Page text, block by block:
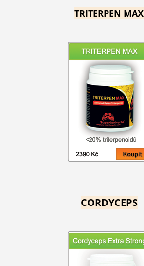
TRITERPEN MAX
CORDYCEPS